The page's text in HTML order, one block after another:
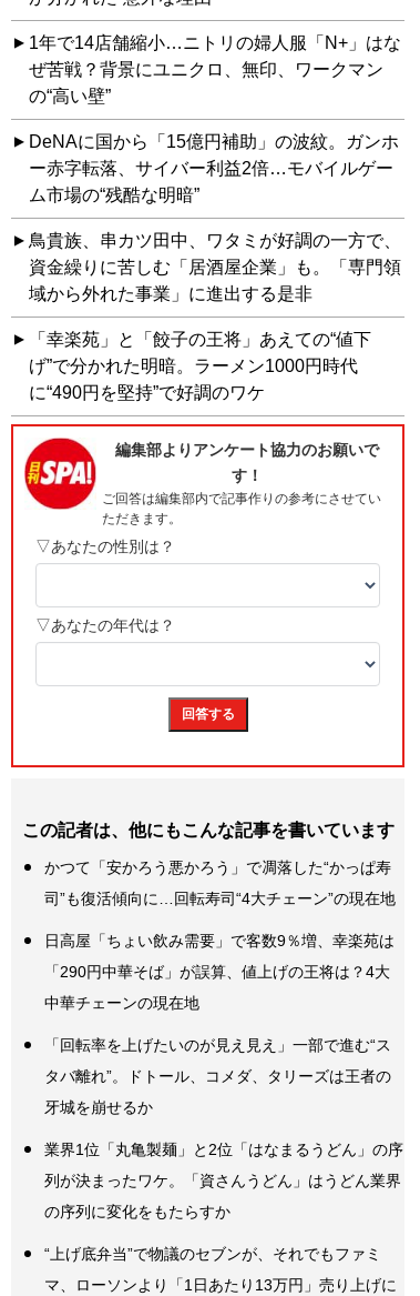
1年で14店舗縮小…ニトリの婦人服「N+」はな
ぜ苦戦？背景にユニクロ、無印、ワークマン
の“高い壁”
DeNAに国から「15億円補助」の波紋。ガンホ
ー赤字転落、サイバー利益2倍…モバイルゲー
ム市場の“残酷な明暗”
鳥貴族、串カツ田中、ワタミが好調の一方で、
資金繰りに苦しむ「居酒屋企業」も。「専門領
域から外れた事業」に進出する是非
「幸楽苑」と「餃子の王将」あえての“値下
げ”で分かれた明暗。ラーメン1000円時代
に“490円を堅持”で好調のワケ
この記者は、他にもこんな記事を書いています
かつて「安かろう悪かろう」で凋落した“かっぱ寿
司”も復活傾向に…回転寿司“4大チェーン”の現在地
日高屋「ちょい飲み需要」で客数9％増、幸楽苑は
「290円中華そば」が誤算、値上げの王将は？4大
中華チェーンの現在地
「回転率を上げたいのが見え見え」一部で進む“ス
タバ離れ”。ドトール、コメダ、タリーズは王者の
牙城を崩せるか
業界1位「丸亀製麺」と2位「はなまるうどん」の序
列が決まったワケ。「資さんうどん」はうどん業界
の序列に変化をもたらすか
“上げ底弁当”で物議のセブンが、それでもファミ
マ、ローソンより「1日あたり13万円」売り上げに